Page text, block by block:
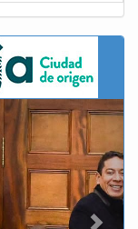
Next